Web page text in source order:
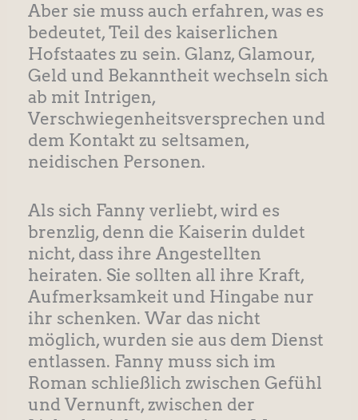
Aber sie muss auch erfahren, was es
bedeutet, Teil des kaiserlichen
Hofstaates zu sein. Glanz, Glamour,
Geld und Bekanntheit wechseln sich
ab mit Intrigen,
Verschwiegenheitsversprechen und
dem Kontakt zu seltsamen,
neidischen Personen.
Als sich Fanny verliebt, wird es
brenzlig, denn die Kaiserin duldet
nicht, dass ihre Angestellten
heiraten. Sie sollten all ihre Kraft,
Aufmerksamkeit und Hingabe nur
ihr schenken. War das nicht
möglich, wurden sie aus dem Dienst
entlassen. Fanny muss sich im
Roman schließlich zwischen Gefühl
und Vernunft, zwischen der